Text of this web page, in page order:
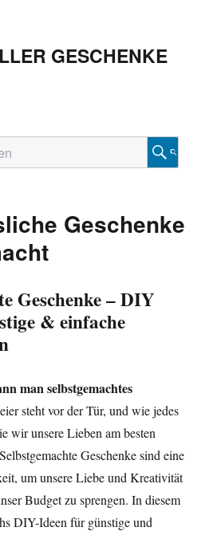
GESCHENKE
Geschenke
Geschenke – DIY
& einfache
man selbstgemachtes
steht vor der Tür, und wie jedes
wir unsere Lieben am besten
Geschenke sind eine
um unsere Liebe und Kreativität
Budget zu sprengen. In diesem
DIY-Ideen für günstige und